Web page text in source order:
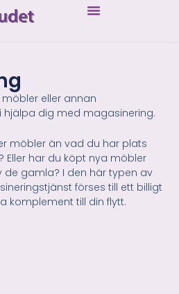
eller annan
dig med magasinering.
möbler än vad du har plats
Eller har du köpt nya möbler
de gamla? I den här typen av
förses till ett billigt
komplement till din flytt.